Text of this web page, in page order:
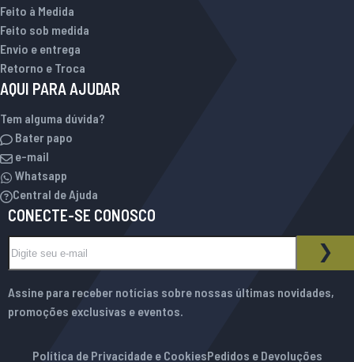
Feito à Medida
Feito sob medida
Envio e entrega
Retorno e Troca
AQUI PARA AJUDAR
Tem alguma dúvida?
Bater papo
e-mail
Whatsapp
Central de Ajuda
CONECTE-SE CONOSCO
BOLETIM INFORMATIVO
Assine para receber notícias sobre nossas últimas novidades,
promoções exclusivas e eventos.
Política de Privacidade e CookiesPedidos e Devoluções